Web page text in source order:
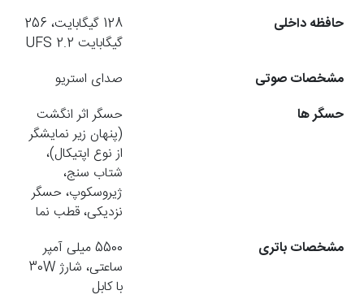
حافظه داخلی
128 گیگابایت، 256
گیگابایت UFS 2.2
مشخصات صوتی
صدای استریو
حسگر ها
حسگر اثر انگشت
(پنهان زیر نمایشگر
از نوع اپتیکال)،
شتاب سنج،
ژیروسکوپ، حسگر
نزدیکی، قطب نما
مشخصات باتری
5500 میلی آمپر
ساعتی، شارژ 30W
با کابل